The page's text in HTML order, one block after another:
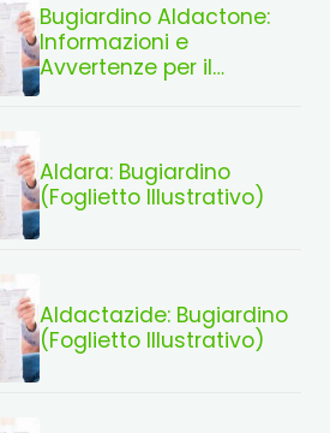
Bugiardino Aldactone:
Informazioni e
Avvertenze per il
Aldara: Bugiardino
(Foglietto Illustrativo)
Aldactazide: Bugiardino
(Foglietto Illustrativo)